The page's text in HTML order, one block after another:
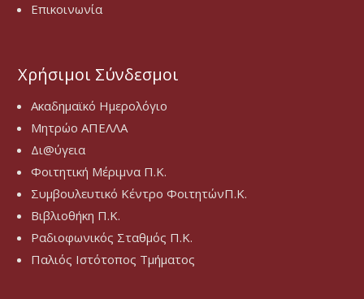
Επικοινωνία
Χρήσιμοι Σύνδεσμοι
Ακαδημαϊκό Ημερολόγιο
Μητρώο ΑΠΕΛΛΑ
Δι@ύγεια
Φοιτητική Μέριμνα Π.Κ.
Συμβουλευτικό Κέντρο ΦοιτητώνΠ.Κ.
Βιβλιοθήκη Π.Κ.
Ραδιοφωνικός Σταθμός Π.Κ.
Παλιός Ιστότοπος Τμήματος